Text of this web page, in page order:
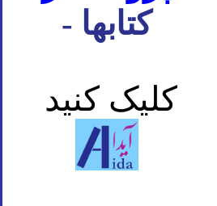
- کتابها
کلیک کنید